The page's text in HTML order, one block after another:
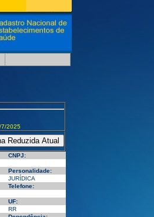
7/2025
CNPJ:
Personalidade:
JURÍDICA
Telefone:
UF:
RR